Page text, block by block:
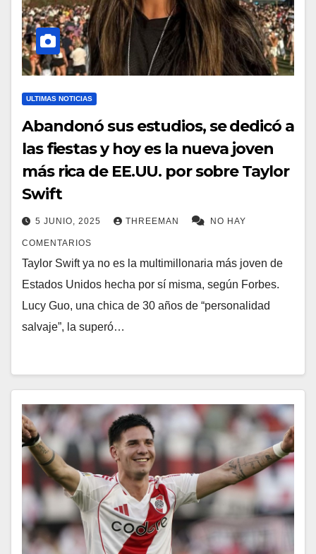
ULTIMAS NOTICIAS
Abandonó sus estudios, se dedicó a
las fiestas y hoy es la nueva joven
más rica de EE.UU. por sobre Taylor
Swift
5 JUNIO, 2025 THREEMAN NO HAY
COMENTARIOS
Taylor Swift ya no es la multimillonaria más joven de
Estados Unidos hecha por sí misma, según Forbes.
Lucy Guo, una chica de 30 años de “personalidad
salvaje”, la superó…